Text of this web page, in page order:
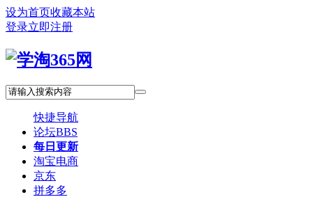
设为首页收藏本站
登录立即注册
快捷导航
论坛BBS
每日更新
淘宝电商
京东
拼多多